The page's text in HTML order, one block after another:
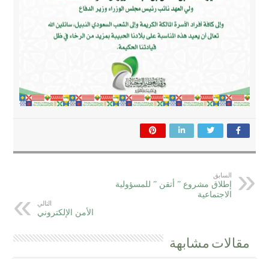
السابق
إطلاق مشروع ” أتقن ” للمسؤولية
الاجتماعية
التالي
الأمن الإلكتروني
مقالات مشابهة